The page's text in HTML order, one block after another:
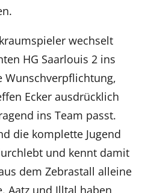
wechselt
HG Saarlouis 2 ins
Wunschverpflichtung,
Ecker ausdrücklich
ins Team passt.
die komplette Jugend
und kennt damit
dem Zebrastall alleine
Aatz und Illtal haben